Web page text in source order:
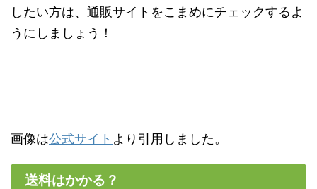
したい方は、通販サイトをこまめにチェックするよ
うにしましょう！
画像は公式サイト より引用しました。
送料はかかる？